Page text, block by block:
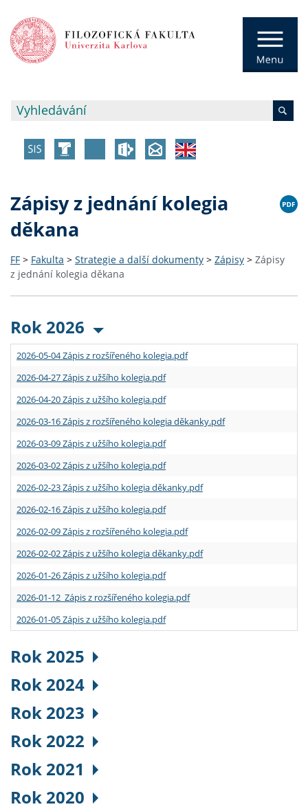
Zápisy z jednání kolegia
děkana
FF > Fakulta > Strategie a další dokumenty > Zápisy > Zápisy
z jednání kolegia děkana
Rok 2026
2026-05-04 Zápis z rozšířeného kolegia.pdf
2026-04-27 Zápis z užšího kolegia.pdf
2026-04-20 Zápis z užšího kolegia.pdf
2026-03-16 Zápis z rozšířeného kolegia děkanky.pdf
2026-03-09 Zápis z užšího kolegia.pdf
2026-03-02 Zápis z užšího kolegia.pdf
2026-02-23 Zápis z užšího kolegia děkanky.pdf
2026-02-16 Zápis z užšího kolegia.pdf
2026-02-09 Zápis z rozšířeného kolegia.pdf
2026-02-02 Zápis z užšího kolegia děkanky.pdf
2026-01-26 Zápis z užšího kolegia.pdf
2026-01-12 Zápis z rozšířeného kolegia.pdf
2026-01-05 Zápis z užšího kolegia.pdf
Rok 2025
Rok 2024
Rok 2023
Rok 2022
Rok 2021
Rok 2020